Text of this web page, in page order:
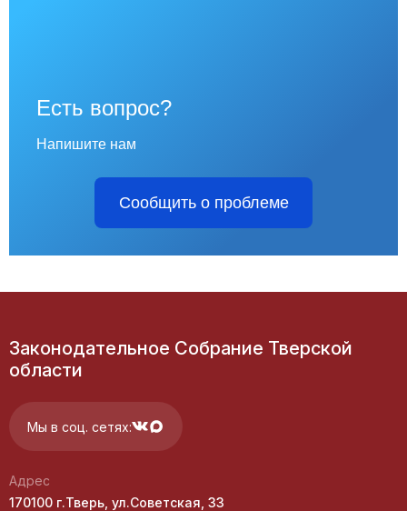
Есть вопрос?
Напишите нам
Сообщить о проблеме
Законодательное Собрание Тверской
области
Мы в соц. сетях:
Адрес
170100 г.Тверь, ул.Советская, 33